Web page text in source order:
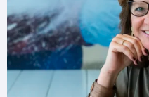
over
Een
nieuwe
koers
voor